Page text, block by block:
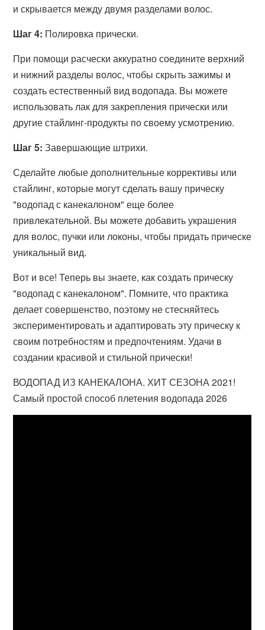
и скрывается между двумя разделами волос.
Шаг 4: Полировка прически.
При помощи расчески аккуратно соедините верхний
и нижний разделы волос, чтобы скрыть зажимы и
создать естественный вид водопада. Вы можете
использовать лак для закрепления прически или
другие стайлинг-продукты по своему усмотрению.
Шаг 5: Завершающие штрихи.
Сделайте любые дополнительные коррективы или
стайлинг, которые могут сделать вашу прическу
"водопад с канекалоном" еще более
привлекательной. Вы можете добавить украшения
для волос, пучки или локоны, чтобы придать прическе
уникальный вид.
Вот и все! Теперь вы знаете, как создать прическу
"водопад с канекалоном". Помните, что практика
делает совершенство, поэтому не стесняйтесь
экспериментировать и адаптировать эту прическу к
своим потребностям и предпочтениям. Удачи в
создании красивой и стильной прически!
ВОДОПАД ИЗ КАНЕКАЛОНА. ХИТ СЕЗОНА 2021!
Самый простой способ плетения водопада 2026